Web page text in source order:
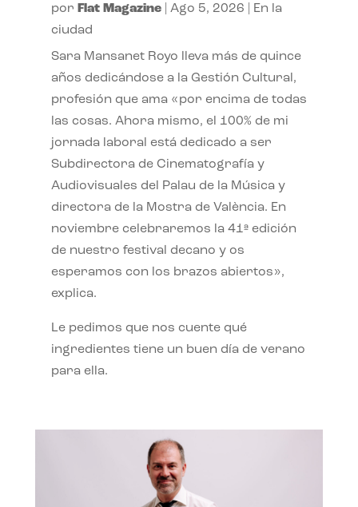
por Flat Magazine| Ago 5, 2026
En la
ciudad
Sara Mansanet Royo lleva más de quince
años dedicándose a la Gestión Cultural,
profesión que ama «por encima de todas
las cosas. Ahora mismo, el 100% de mi
jornada laboral está dedicado a ser
Subdirectora de Cinematografía y
Audiovisuales del Palau de la Música y
directora de la Mostra de València. En
noviembre celebraremos la 41ª edición
de nuestro festival decano y os
esperamos con los brazos abiertos»,
explica.
Le pedimos que nos cuente qué
ingredientes tiene un buen día de verano
para ella.